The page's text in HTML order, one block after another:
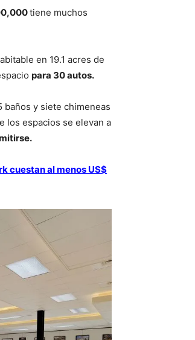
tiene muchos
en 19.1 acres de
para 30 autos.
baños y siete chimeneas
los espacios se elevan a
cuestan al menos US$